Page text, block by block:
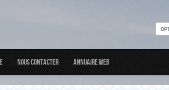
Nous Contacter Annuaire web